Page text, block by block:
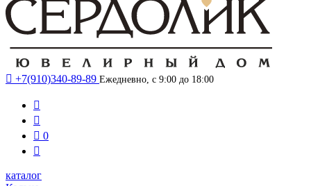
 +7(910)340-89-89 Ежедневно, с 9:00 до 18:00


 0

каталог